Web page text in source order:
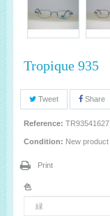
Tropique 935
Tweet Share
Reference: TR93541627
Condition: New product
Print
色